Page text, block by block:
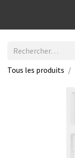
Tous les produits